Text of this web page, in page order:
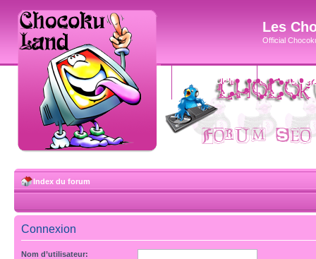
Les
Official
accueil blog
Index du forum
Connexion
Nom d’utilisateur: